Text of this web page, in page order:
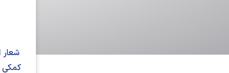
شعار
کمکی